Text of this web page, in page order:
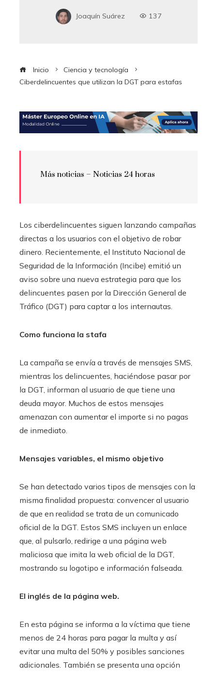
Joaquín Suárez 137
Inicio
Ciencia y tecnología
Ciberdelincuentes que utilizan la DGT para estafas
Más noticias – Noticias 24 horas
Los ciberdelincuentes siguen lanzando campañas
directas a los usuarios con el objetivo de robar
dinero. Recientemente, el Instituto Nacional de
Seguridad de la Información (Incibe) emitió un
aviso sobre una nueva estrategia para que los
delincuentes pasen por la Dirección General de
Tráfico (DGT) para captar a los internautas.
Como funciona la stafa
La campaña se envía a través de mensajes SMS,
mientras los delincuentes, haciéndose pasar por
la DGT, informan al usuario de que tiene una
deuda mayor. Muchos de estos mensajes
amenazan con aumentar el importe si no pagas
de inmediato.
Mensajes variables, el mismo objetivo
Se han detectado varios tipos de mensajes con la
misma finalidad propuesta: convencer al usuario
de que en realidad se trata de un comunicado
oficial de la DGT. Estos SMS incluyen un enlace
que, al pulsarlo, redirige a una página web
maliciosa que imita la web oficial de la DGT,
mostrando su logotipo e información falseada.
El inglés de la página web.
En esta página se informa a la víctima que tiene
menos de 24 horas para pagar la multa y así
evitar una multa del 50% y posibles sanciones
adicionales. También se presenta una opción